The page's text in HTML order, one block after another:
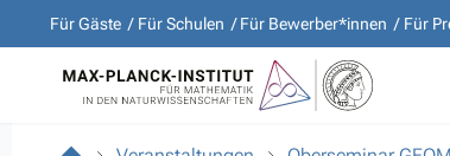
Für Gäste Für Schulen Für Bewerber*innen Für